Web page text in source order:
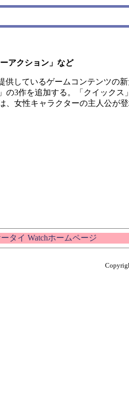
アクション」など
しているゲームコンテンツの
3作を追加する。「クイックス
、女性キャラクターの主人公が
タイ Watchホームページ